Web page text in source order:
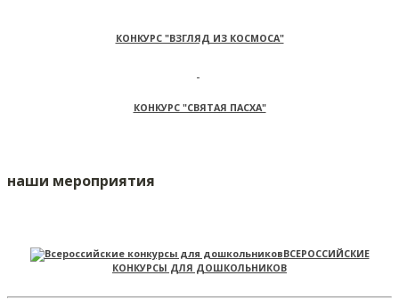
КОНКУРС "ВЗГЛЯД ИЗ КОСМОСА"
КОНКУРС "СВЯТАЯ ПАСХА"
наши мероприятия
ВСЕРОССИЙСКИЕ
КОНКУРСЫ ДЛЯ ДОШКОЛЬНИКОВ